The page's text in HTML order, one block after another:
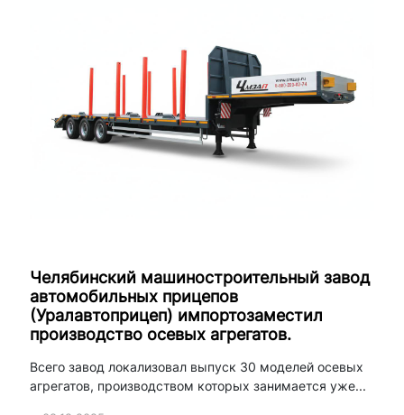
Челябинский машиностроительный завод
автомобильных прицепов
(Уралавтоприцеп) импортозаместил
производство осевых агрегатов.
Всего завод локализовал выпуск 30 моделей осевых
агрегатов, производством которых занимается уже...